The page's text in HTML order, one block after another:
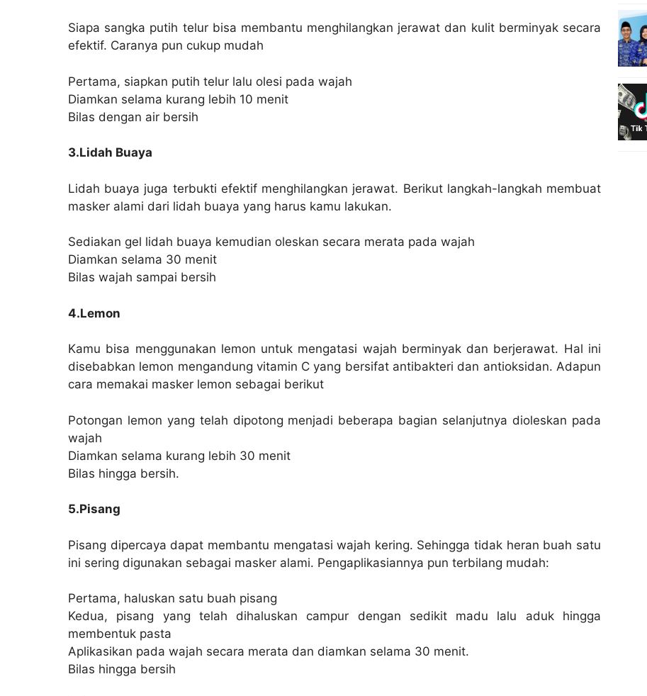
Siapa sangka putih telur bisa membantu menghilangkan jerawat dan kulit berminyak secara
efektif. Caranya pun cukup mudah
Pertama, siapkan putih telur lalu olesi pada wajah
Diamkan selama kurang lebih 10 menit
Bilas dengan air bersih
3.Lidah Buaya
Lidah buaya juga terbukti efektif menghilangkan jerawat. Berikut langkah-langkah membuat
masker alami dari lidah buaya yang harus kamu lakukan.
Sediakan gel lidah buaya kemudian oleskan secara merata pada wajah
Diamkan selama 30 menit
Bilas wajah sampai bersih
4.Lemon
Kamu bisa menggunakan lemon untuk mengatasi wajah berminyak dan berjerawat. Hal ini
disebabkan lemon mengandung vitamin C yang bersifat antibakteri dan antioksidan. Adapun
cara memakai masker lemon sebagai berikut
Potongan lemon yang telah dipotong menjadi beberapa bagian selanjutnya dioleskan pada
wajah
Diamkan selama kurang lebih 30 menit
Bilas hingga bersih.
5.Pisang
Pisang dipercaya dapat membantu mengatasi wajah kering. Sehingga tidak heran buah satu
ini sering digunakan sebagai masker alami. Pengaplikasiannya pun terbilang mudah:
Pertama, haluskan satu buah pisang
Kedua, pisang yang telah dihaluskan campur dengan sedikit madu lalu aduk hingga
membentuk pasta
Aplikasikan pada wajah secara merata dan diamkan selama 30 menit.
Bilas hingga bersih